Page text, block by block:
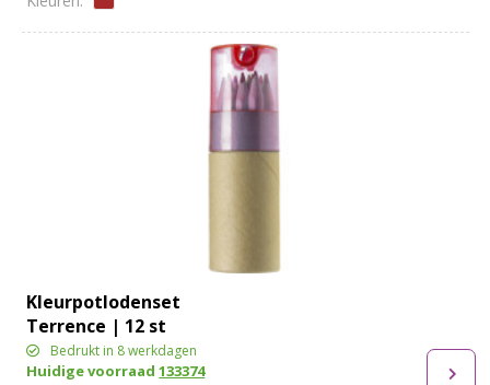
Kleurpotlodenset
Terrence | 12 st
Bedrukt in 8 werkdagen
Huidige voorraad133374